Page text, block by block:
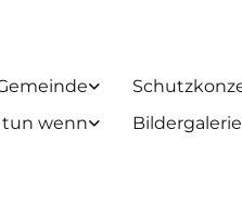
tun wenn